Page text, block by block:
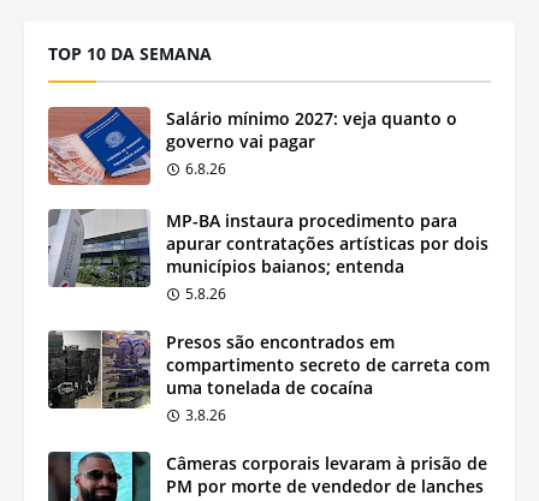
TOP 10 DA SEMANA
Salário mínimo 2027: veja quanto o
governo vai pagar
6.8.26
MP-BA instaura procedimento para
apurar contratações artísticas por dois
municípios baianos; entenda
5.8.26
Presos são encontrados em
compartimento secreto de carreta com
uma tonelada de cocaína
3.8.26
Câmeras corporais levaram à prisão de
PM por morte de vendedor de lanches